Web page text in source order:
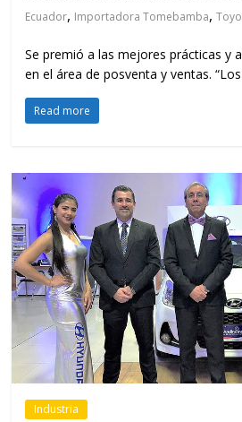
Industria
Andinamotors
imagen en
5 de abril de 2019 Ambato,
Concesionarios, Hyundai, Nueva Imagen
Entre las modelos, César Padilla,
Neohyundai; Santiago Valencia,